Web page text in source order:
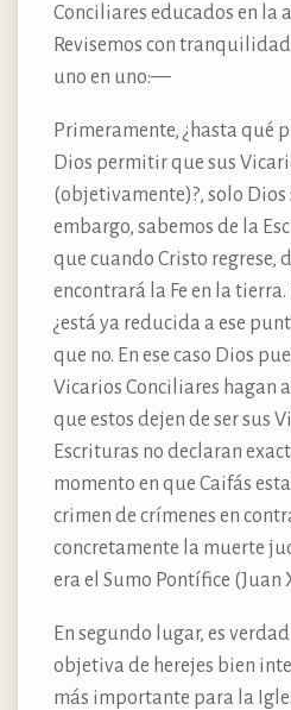
Conciliares educados en la
Revisemos con
uno en uno:—
Primeramente, ¿hasta qué
Dios permitir que sus
(objetivamente)?, solo Dios
embargo, sabemos de la
que cuando Cristo regrese,
encontrará la Fe en la tierra.
¿está ya reducida a ese
que no. En ese caso Dios
Vicarios Conciliares hagan
que estos dejen de ser sus
Escrituras no declaran
momento en que Caifás
crimen de crímenes en
concretamente la muerte
era el Sumo Pontífice (Juan
En segundo lugar, es
objetiva de herejes bien
más importante para la